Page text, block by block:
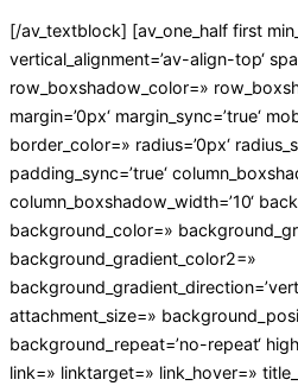
[/av_textblock] [av_one_half first
vertical_alignment=’av-align-top‘
row_boxshadow_color=»
margin=’0px‘ margin_sync=’true‘
border_color=» radius=’0px‘
padding_sync=’true‘
column_boxshadow_width=’10‘
background_color=»
background_gradient_color2=»
attachment_size=»
background_repeat=’no-repeat‘
link=» linktarget=» link_hover=»